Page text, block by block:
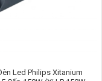
Led Philips Xitanium